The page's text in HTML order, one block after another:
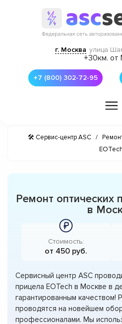
г. Москва улица
+30км.
+7 (800) 302-72-95
🛠 Сервис-центр ASC /
EOTech
Ремонт оптических
в
Стоимость:
от 450 руб.
Сервисный центр ASC
прицела EOTech в Москве в
гарантированным качеством!
проводятся на новейшем
профессионалами. Мы